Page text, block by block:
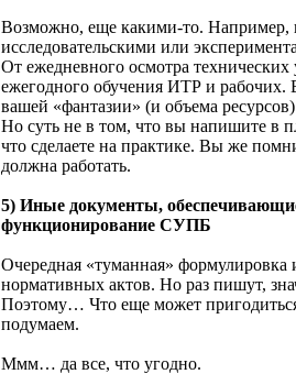
Возможно, еще какими-то. Например,
исследовательскими или
От ежедневного осмотра технических
ежегодного обучения ИТР и рабочих.
вашей «фантазии» (и объема
Но суть не в том, что вы напишите в
что сделаете на практике. Вы же
должна работать.
5) Иные документы,
функционирование СУПБ
Очередная «туманная» формулировка
нормативных актов. Но раз пишут,
Поэтому… Что еще может
подумаем.
Ммм… да все, что угодно.